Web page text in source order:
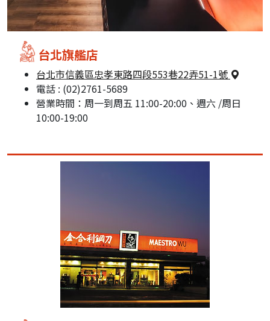
台北旗艦店
台北市信義區忠孝東路四段553巷22弄51-1號
電話 : (02)2761-5689
營業時間：周一到周五 11:00-20:00、週六 /周日
10:00-19:00